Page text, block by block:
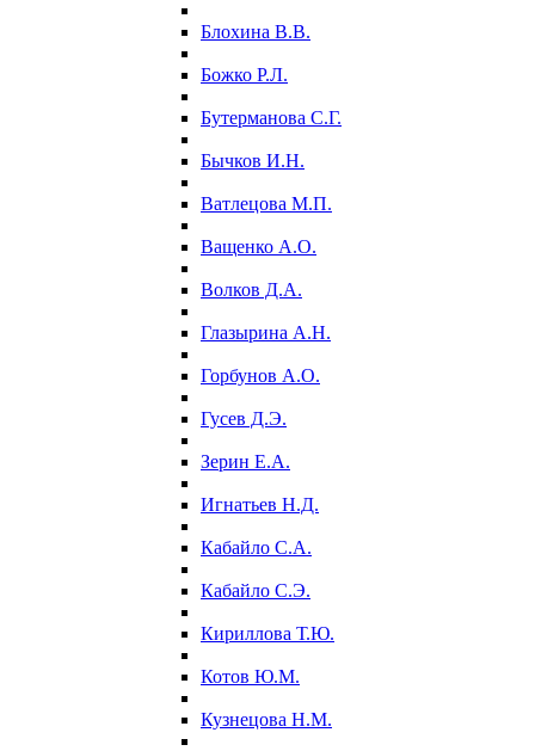
Блохина В.В.
Божко Р.Л.
Бутерманова С.Г.
Бычков И.Н.
Ватлецова М.П.
Ващенко А.О.
Волков Д.А.
Глазырина А.Н.
Горбунов А.О.
Гусев Д.Э.
Зерин Е.А.
Игнатьев Н.Д.
Кабайло С.А.
Кабайло С.Э.
Кириллова Т.Ю.
Котов Ю.М.
Кузнецова Н.М.